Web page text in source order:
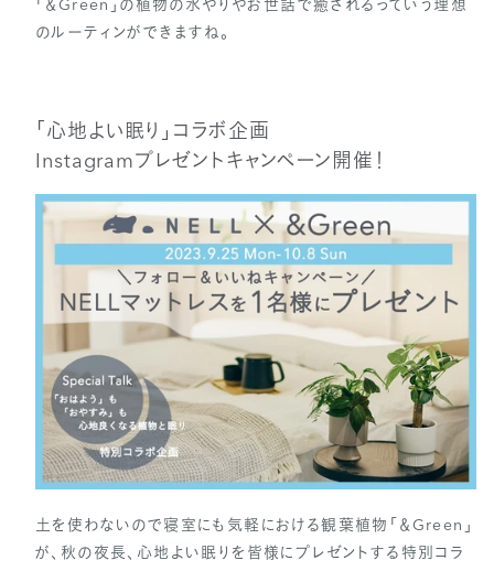
「＆Green」の植物の水やりやお世話で癒されるっていう理想
のルーティンができますね。
「心地よい眠り」コラボ企画
Instagramプレゼントキャンペーン開催！
土を使わないので寝室にも気軽における観葉植物「＆Green」
が、秋の夜長、心地よい眠りを皆様にプレゼントする特別コラ